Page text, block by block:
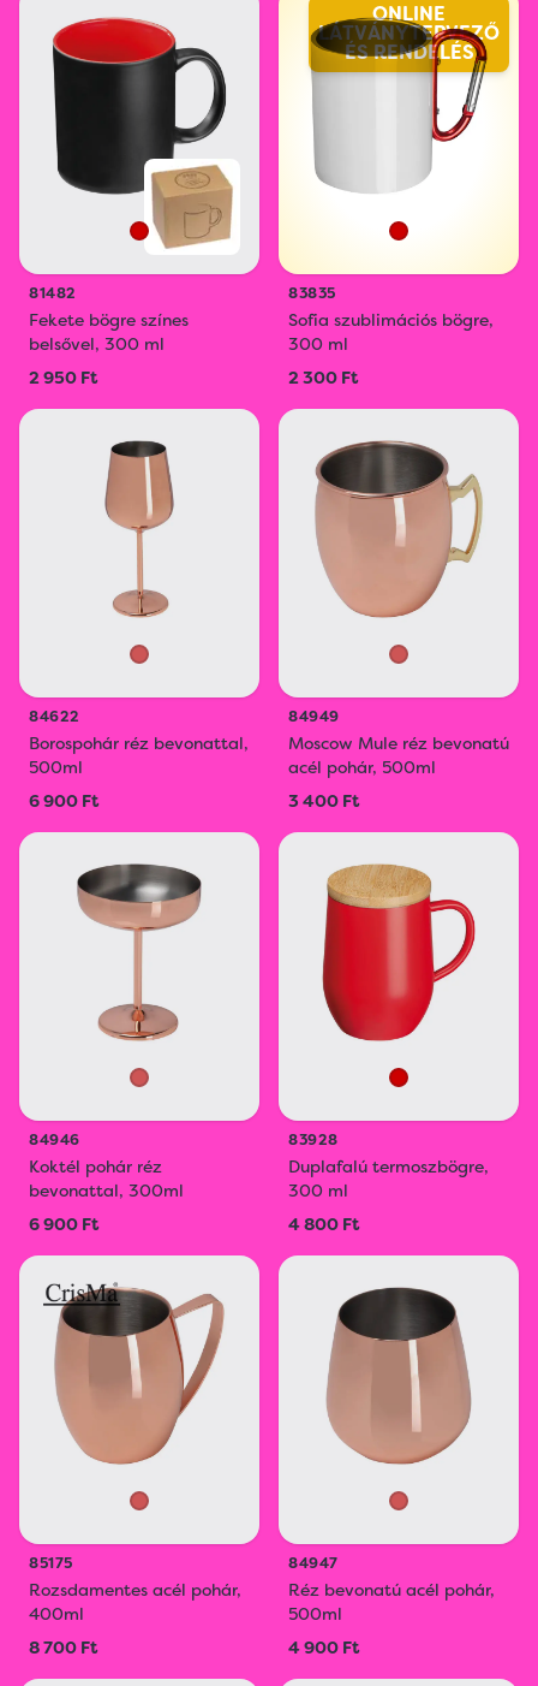
81482
Fekete bögre színes
belsővel, 300 ml
2 950 Ft
ONLINE
LÁTVÁNYTERVEZŐ
ÉS RENDELÉS
83835
Sofia szublimációs bögre,
300 ml
2 300 Ft
84622
Borospohár réz bevonattal,
500ml
6 900 Ft
84949
Moscow Mule réz bevonatú
acél pohár, 500ml
3 400 Ft
84946
Koktél pohár réz
bevonattal, 300ml
6 900 Ft
83928
Duplafalú termoszbögre,
300 ml
4 800 Ft
85175
Rozsdamentes acél pohár,
400ml
8 700 Ft
84947
Réz bevonatú acél pohár,
500ml
4 900 Ft